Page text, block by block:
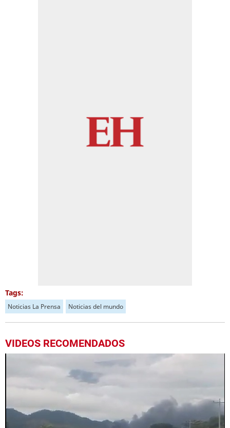
Tags:
Noticias La Prensa Noticias del mundo
VIDEOS RECOMENDADOS